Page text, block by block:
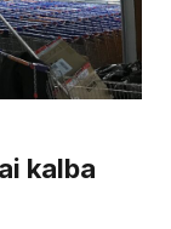
kalba